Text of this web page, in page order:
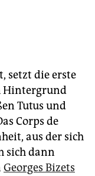
setzt die erste
Hintergrund
Tutus und
Corps de
aus der sich
sich dann
Georges Bizets